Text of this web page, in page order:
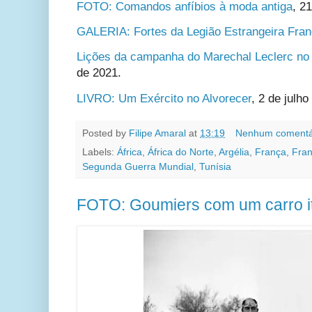
FOTO: Comandos anfíbios à moda antiga,
GALERIA: Fortes da Legião Estrangeira
Lições da campanha do Marechal Leclerc
de 2021.
LIVRO: Um Exército no Alvorecer, 2 de julho
Posted by Filipe Amaral at 13:19
Nenhum
Labels: África, África do Norte, Argélia, França,
Segunda Guerra Mundial , Tunísia
FOTO: Goumiers com um carro